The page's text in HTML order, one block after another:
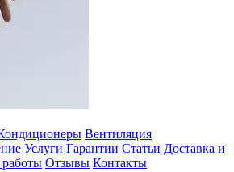
Вентиляция
Услуги Гарантии Статьи Доставка и
Отзывы Контакты